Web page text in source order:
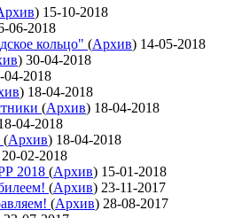
) 15-10-2018
06-2018
кольцо" (Архив) 14-05-2018
) 30-04-2018
04-2018
) 18-04-2018
(Архив) 18-04-2018
04-2018
(Архив) 18-04-2018
20-02-2018
2018 (Архив) 15-01-2018
(Архив) 23-11-2017
(Архив) 28-08-2017